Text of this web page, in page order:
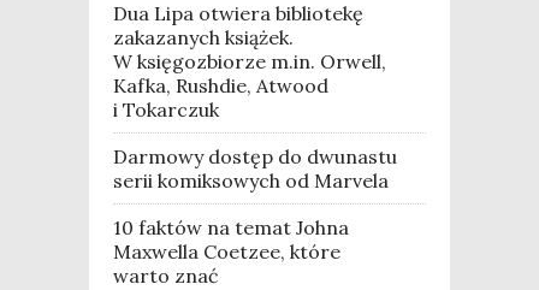
Dua Lipa otwiera bibliotekę
zakazanych książek.
W księgozbiorze m.in. Orwell,
Kafka, Rushdie, Atwood
i Tokarczuk
Darmowy dostęp do dwunastu
serii komiksowych od Marvela
10 faktów na temat Johna
Maxwella Coetzee, które
warto znać